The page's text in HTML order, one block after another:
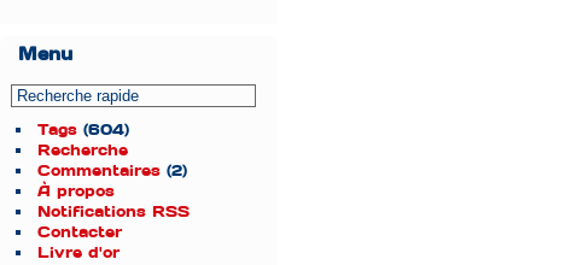
Menu
Tags (604)
Recherche
Commentaires (2)
À propos
Notifications RSS
Contacter
Livre d'or